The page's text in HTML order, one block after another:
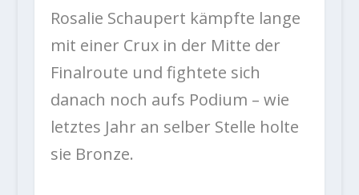
Rosalie Schaupert kämpfte lange
mit einer Crux in der Mitte der
Finalroute und fightete sich
danach noch aufs Podium – wie
letztes Jahr an selber Stelle holte
sie Bronze.